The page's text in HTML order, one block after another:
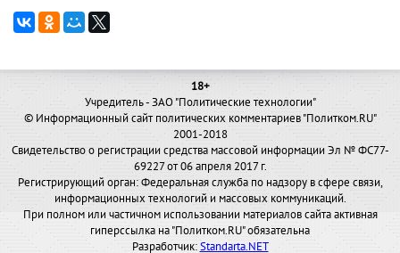
18+
Учредитель - ЗАО "Политические технологии"
© Информационный сайт политических комментариев "Политком.RU"
2001-2018
Свидетельство о регистрации средства массовой информации Эл № ФС77-
69227 от 06 апреля 2017 г.
Регистрирующий орган: Федеральная служба по надзору в сфере связи,
информационных технологий и массовых коммуникаций.
При полном или частичном использовании материалов сайта активная
гиперссылка на "Политком.RU" обязательна
Разработчик:Standarta.NET